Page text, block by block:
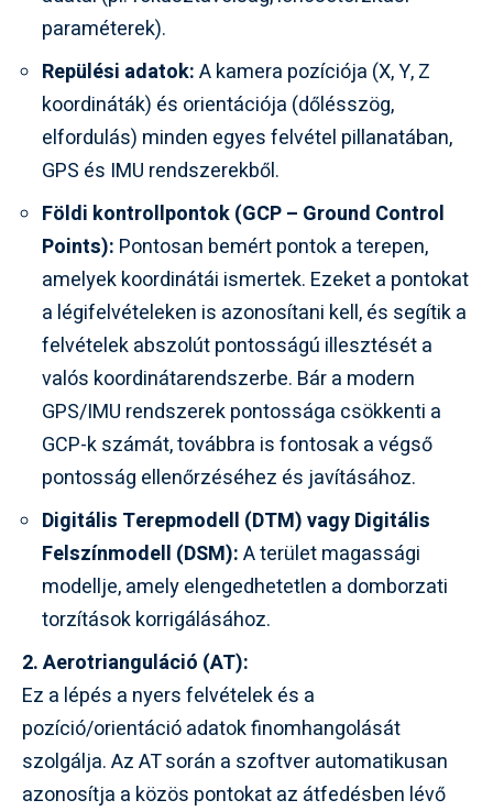
paraméterek).
Repülési adatok:A kamera pozíciója (X, Y, Z
koordináták) és orientációja (dőlésszög,
elfordulás) minden egyes felvétel pillanatában,
GPS és IMU rendszerekből.
Földi kontrollpontok (GCP – Ground Control
Points): Pontosan bemért pontok a terepen,
amelyek koordinátái ismertek. Ezeket a pontokat
a légifelvételeken is azonosítani kell, és segítik a
felvételek abszolút pontosságú illesztését a
valós koordinátarendszerbe. Bár a modern
GPS/IMU rendszerek pontossága csökkenti a
GCP-k számát, továbbra is fontosak a végső
pontosság ellenőrzéséhez és javításához.
Digitális Terepmodell (DTM) vagy Digitális
Felszínmodell (DSM):A terület magassági
modellje, amely elengedhetetlen a domborzati
torzítások korrigálásához.
2. Aerotrianguláció (AT):
Ez a lépés a nyers felvételek és a
pozíció/orientáció adatok finomhangolását
szolgálja. Az AT során a szoftver automatikusan
azonosítja a közös pontokat az átfedésben lévő